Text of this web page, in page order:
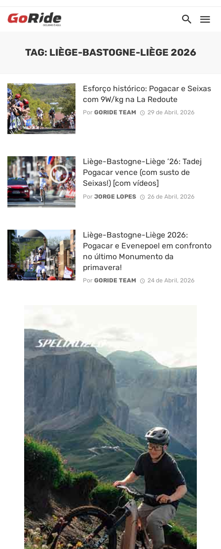
TAG: LIÈGE-BASTOGNE-LIÈGE 2026
Esforço histórico: Pogacar e Seixas
com 9W/kg na La Redoute
Por GORIDE TEAM 29 de Abril, 2026
Liège-Bastogne-Liège ’26: Tadej
Pogacar vence (com susto de
Seixas!) [com vídeos]
Por JORGE LOPES 26 de Abril, 2026
Liège-Bastogne-Liège 2026:
Pogacar e Evenepoel em confronto
no último Monumento da
primavera!
Por GORIDE TEAM 24 de Abril, 2026